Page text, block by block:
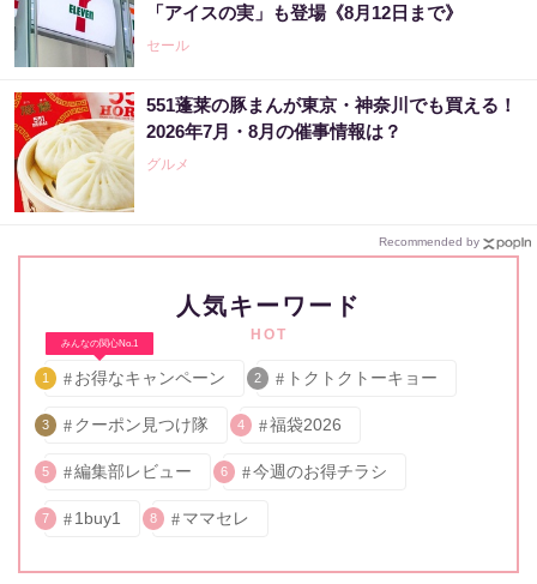
「アイスの実」も登場《8月12日まで》
セール
551蓬莱の豚まんが東京・神奈川でも買える！
2026年7月・8月の催事情報は？
グルメ
Recommended by
人気キーワード
HOT
みんなの関心No.1
1 お得なキャンペーン 2 トクトクトーキョー
3 クーポン見つけ隊 4 福袋2026
5 編集部レビュー 6 今週のお得チラシ
7 1buy1 8 ママセレ